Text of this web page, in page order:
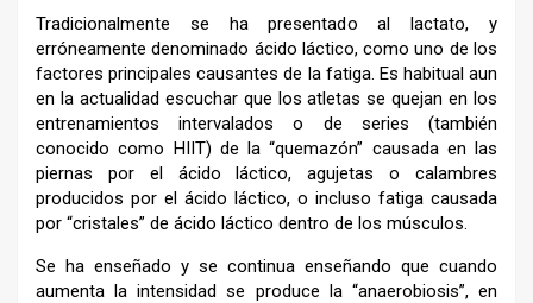
Tradicionalmente se ha presentado al lactato, y
erróneamente denominado ácido láctico, como uno de los
factores principales causantes de la fatiga. Es habitual aun
en la actualidad escuchar que los atletas se quejan en los
entrenamientos intervalados o de series (también
conocido como HIIT) de la “quemazón” causada en las
piernas por el ácido láctico, agujetas o calambres
producidos por el ácido láctico, o incluso fatiga causada
por “cristales” de ácido láctico dentro de los músculos.
Se ha enseñado y se continua enseñando que cuando
aumenta la intensidad se produce la “anaerobiosis”, en